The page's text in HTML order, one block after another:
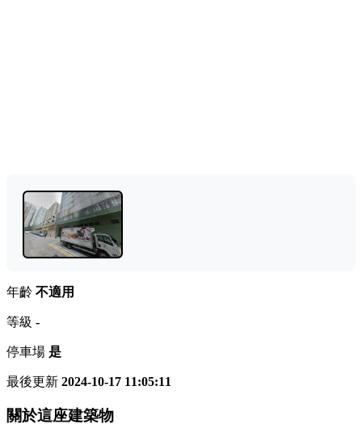
年齡 不適用
等級 -
停車場 是
最後更新 2024-10-17 11:05:11
關於這座建築物